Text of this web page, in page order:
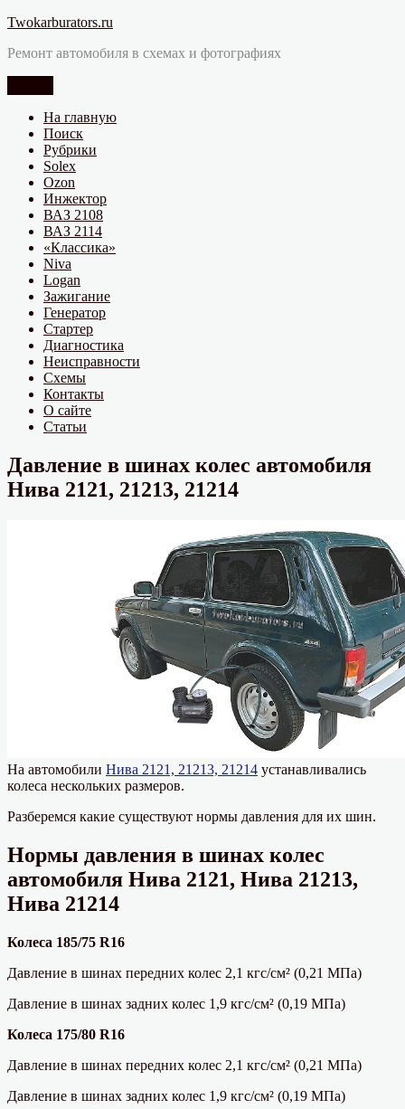
Перейти
содержимому
Twokarburators.ru
Ремонт автомобиля в схемах и фотографиях
На главную
Поиск
Рубрики
Solex
Ozon
Инжектор
ВАЗ 2108
ВАЗ 2114
«Классика»
Niva
Logan
Зажигание
Генератор
Стартер
Диагностика
Неисправности
Схемы
Контакты
О сайте
Статьи
Давление в шинах колес автомобиля
Нива 2121, 21213, 21214
На автомобили Нива 2121, 21213, 21214 устанавливались
колеса нескольких размеров.
Разберемся какие существуют нормы давления для их шин.
Нормы давления в шинах колес
автомобиля Нива 2121, Нива 21213,
Нива 21214
Колеса 185/75 R16
Давление в шинах передних колес 2,1 кгс/см² (0,21 МПа)
Давление в шинах задних колес 1,9 кгс/см² (0,19 МПа)
Колеса 175/80 R16
Давление в шинах передних колес 2,1 кгс/см² (0,21 МПа)
Давление в шинах задних колес 1,9 кгс/см² (0,19 МПа)